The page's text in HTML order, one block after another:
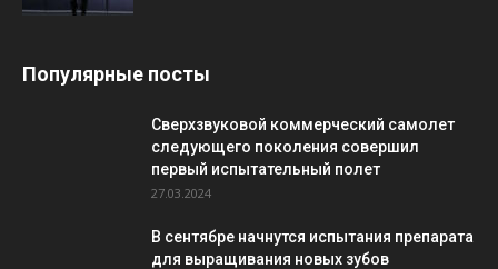
Популярные посты
Сверхзвуковой коммерческий самолет
следующего поколения совершил
первый испытательный полет
27.03.2024
В сентябре начнутся испытания препарата
для выращивания новых зубов